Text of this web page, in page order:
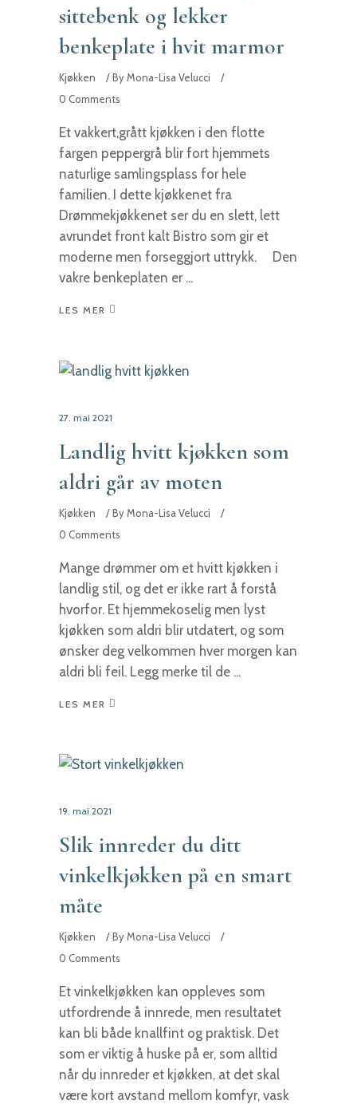
sittebenk og lekker
benkeplate i hvit marmor
Kjøkken ByMona-Lisa Velucci
0 Comments
Et vakkert,grått kjøkken i den flotte
fargen peppergrå blir fort hjemmets
naturlige samlingsplass for hele
familien. I dette kjøkkenet fra
Drømmekjøkkenet ser du en slett, lett
avrundet front kalt Bistro som gir et
moderne men forseggjort uttrykk. Den
vakre benkeplaten er
LES MER
27. mai 2021
Landlig hvitt kjøkken som
aldri går av moten
Kjøkken ByMona-Lisa Velucci
0 Comments
Mange drømmer om et hvitt kjøkken i
landlig stil, og det er ikke rart å forstå
hvorfor. Et hjemmekoselig men lyst
kjøkken som aldri blir utdatert, og som
ønsker deg velkommen hver morgen kan
aldri bli feil. Legg merke til de
LES MER
19. mai 2021
Slik innreder du ditt
vinkelkjøkken på en smart
måte
Kjøkken ByMona-Lisa Velucci
0 Comments
Et vinkelkjøkken kan oppleves som
utfordrende å innrede, men resultatet
kan bli både knallfint og praktisk. Det
som er viktig å huske på er, som alltid
når du innreder et kjøkken, at det skal
være kort avstand mellom komfyr, vask